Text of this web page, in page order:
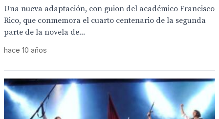
Una nueva adaptación, con guion del académico Francisco
Rico, que conmemora el cuarto centenario de la segunda
parte de la novela de...
hace 10 años